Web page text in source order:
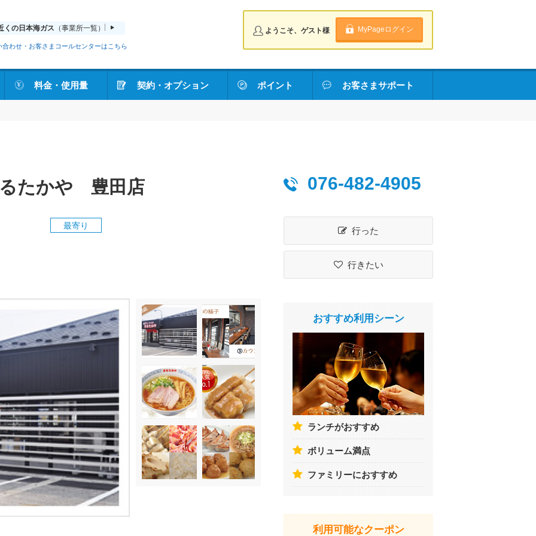
くの日本海ガス （事業所一覧）
合わせ・お客さまコールセンターはこちら
ようこそ、ゲスト様 MyPageログイン
料金・使用量 契約・オプション ポイント お客さまサポート
たかや 豊田店
最寄り
076-482-4905
行った
行きたい
おすすめ利用シーン
ランチがおすすめ
ボリューム満点
ファミリーにおすすめ
利用可能なクーポン